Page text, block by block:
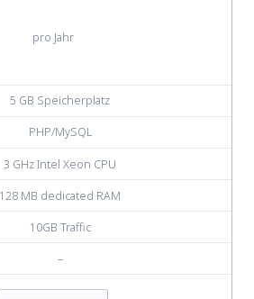
pro Jahr
5 GB Speicherplatz
PHP/MySQL
3 GHz Intel Xeon CPU
128 MB dedicated RAM
10GB Traffic
–